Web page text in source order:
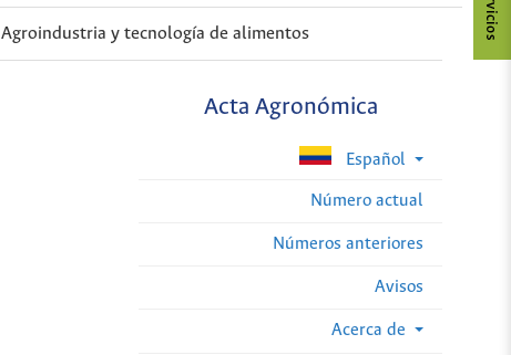
Agroindustria y tecnología de alimentos
Acta Agronómica
Español
Número actual
Números anteriores
Avisos
Acerca de